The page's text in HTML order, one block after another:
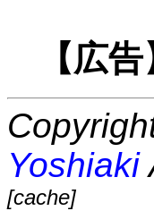
【広告
Yoshiaki
[cache]